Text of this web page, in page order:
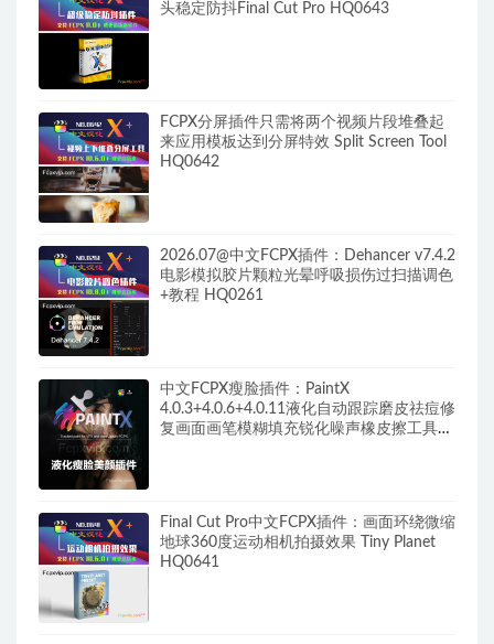
头稳定防抖Final Cut Pro HQ0643
FCPX分屏插件只需将两个视频片段堆叠起
来应用模板达到分屏特效 Split Screen Tool
HQ0642
2026.07@中文FCPX插件：Dehancer v7.4.2
电影模拟胶片颗粒光晕呼吸损伤过扫描调色
+教程 HQ0261
中文FCPX瘦脸插件：PaintX
4.0.3+4.0.6+4.0.11液化自动跟踪磨皮祛痘修
复画面画笔模糊填充锐化噪声橡皮擦工具
Final Cut Pro中文FCPX插件：画面环绕微缩
地球360度运动相机拍摄效果 Tiny Planet
HQ0641